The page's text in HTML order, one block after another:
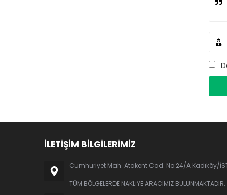
İLETİŞİM BİLGİLERİMİZ
Cumhuriyet Mah. Atakent Cad. No:24/A Kadıköy/
TÜM BÖLGELERDE NAKLİYE ARACIMIZ BULUNMAKTADIR.